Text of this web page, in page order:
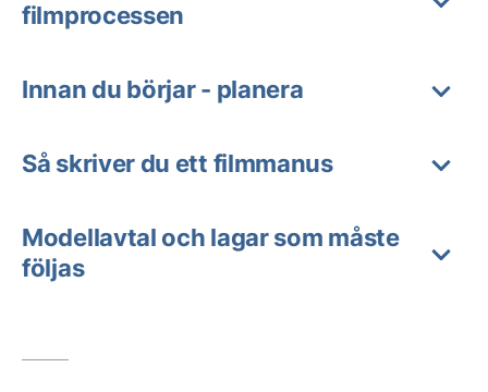
filmprocessen
Innan du börjar - planera
Så skriver du ett filmmanus
Modellavtal och lagar som måste
följas